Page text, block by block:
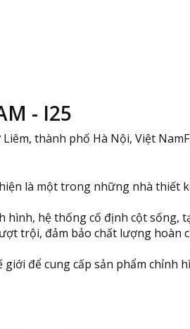
- I25
thành phố Hà Nội, Việt
là một trong những nhà thiết
hệ thống cố định cột
trội, đảm bảo chất lượng hoàn
để cung cấp sản phẩm